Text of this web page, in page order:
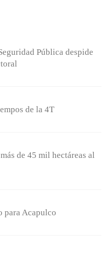
Pública despide
de la 4T
de 45 mil hectáreas al
para Acapulco